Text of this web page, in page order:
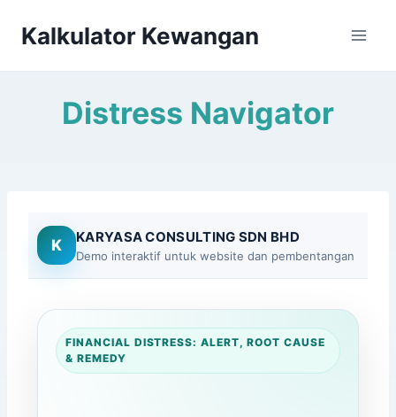
Kalkulator Kewangan
Distress Navigator
K KARYASA CONSULTING SDN BHD
Demo interaktif untuk website dan pembentangan
FINANCIAL DISTRESS: ALERT, ROOT CAUSE
& REMEDY